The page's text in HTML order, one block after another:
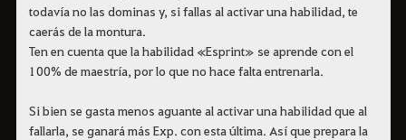
todavía no las dominas y, si fallas al activar una habilidad, te
caerás de la montura.
Ten en cuenta que la habilidad «Esprint» se aprende con el
100% de maestría, por lo que no hace falta entrenarla.
Si bien se gasta menos aguante al activar una habilidad que al
fallarla, se ganará más Exp. con esta última. Así que prepara la